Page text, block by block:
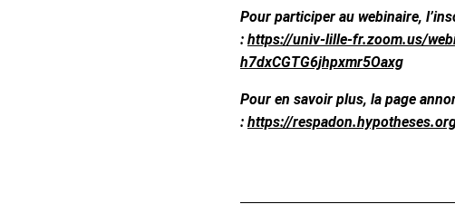
Pour participer au webinaire,
: https://univ-lille-fr.zoom.us/
h7dxCGTG6jhpxmr5Oaxg
Pour en savoir plus, la page
: https://